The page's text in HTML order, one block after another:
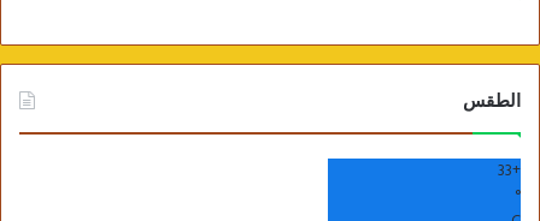
الطقس
+
33
°